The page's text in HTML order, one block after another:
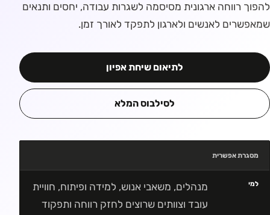
להפוך רווחה ארגונית מסיסמה לשגרות עבודה, יחסים ותנאים
שמאפשרים לאנשים ולארגון לתפקד לאורך זמן.
לתיאום שיחת אפיון
לסילבוס המלא
מסגרת אפשרית
למי
מנהלים, משאבי אנוש, למידה ופיתוח, חוויית
עובד וצוותים שרוצים לחזק רווחה ותפקוד